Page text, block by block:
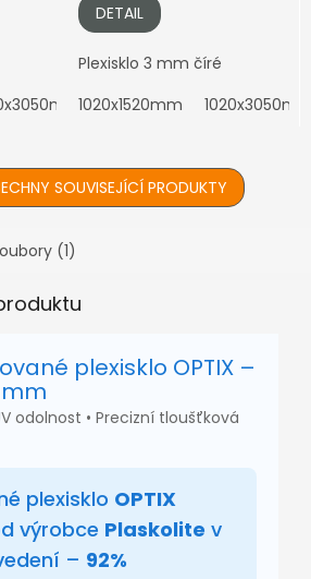
2050x1010mm
DETAIL
Plexisklo 3 mm číré
1020x1520mm
SOUVISEJÍCÍ PRODUKTY
(1)
plexisklo OPTIX –
odolnost • Precizní tloušťková
plexisklo OPTIX
výrobce Plaskolite v
– 92%